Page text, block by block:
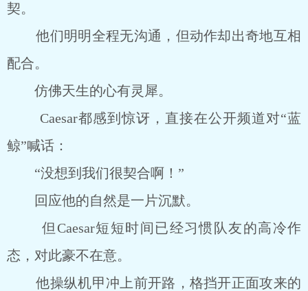
契。
他们明明全程无沟通，但动作却出奇地互相
配合。
仿佛天生的心有灵犀。
Caesar都感到惊讶，直接在公开频道对“蓝
鲸”喊话：
“没想到我们很契合啊！”
回应他的自然是一片沉默。
但Caesar短短时间已经习惯队友的高冷作
态，对此豪不在意。
他操纵机甲冲上前开路，格挡开正面攻来的